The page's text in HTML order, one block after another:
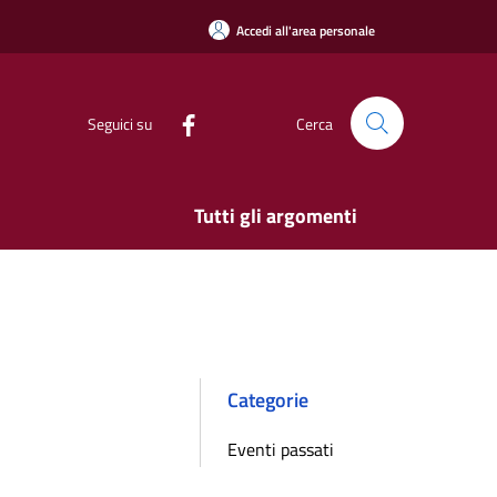
Accedi all'area personale
Seguici su Cerca
Tutti gli argomenti
Categorie
Eventi passati